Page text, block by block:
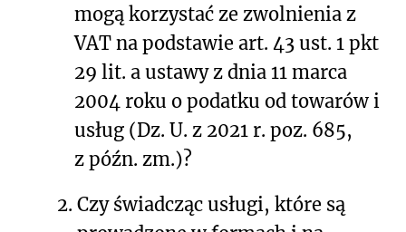
mogą korzystać ze zwolnienia z
VAT na podstawie art. 43 ust. 1 pkt
29 lit. a ustawy z dnia 11 marca
2004 roku o podatku od towarów i
usług (Dz. U. z 2021 r. poz. 685,
z późn. zm.)?
2. Czy świadcząc usługi, które są